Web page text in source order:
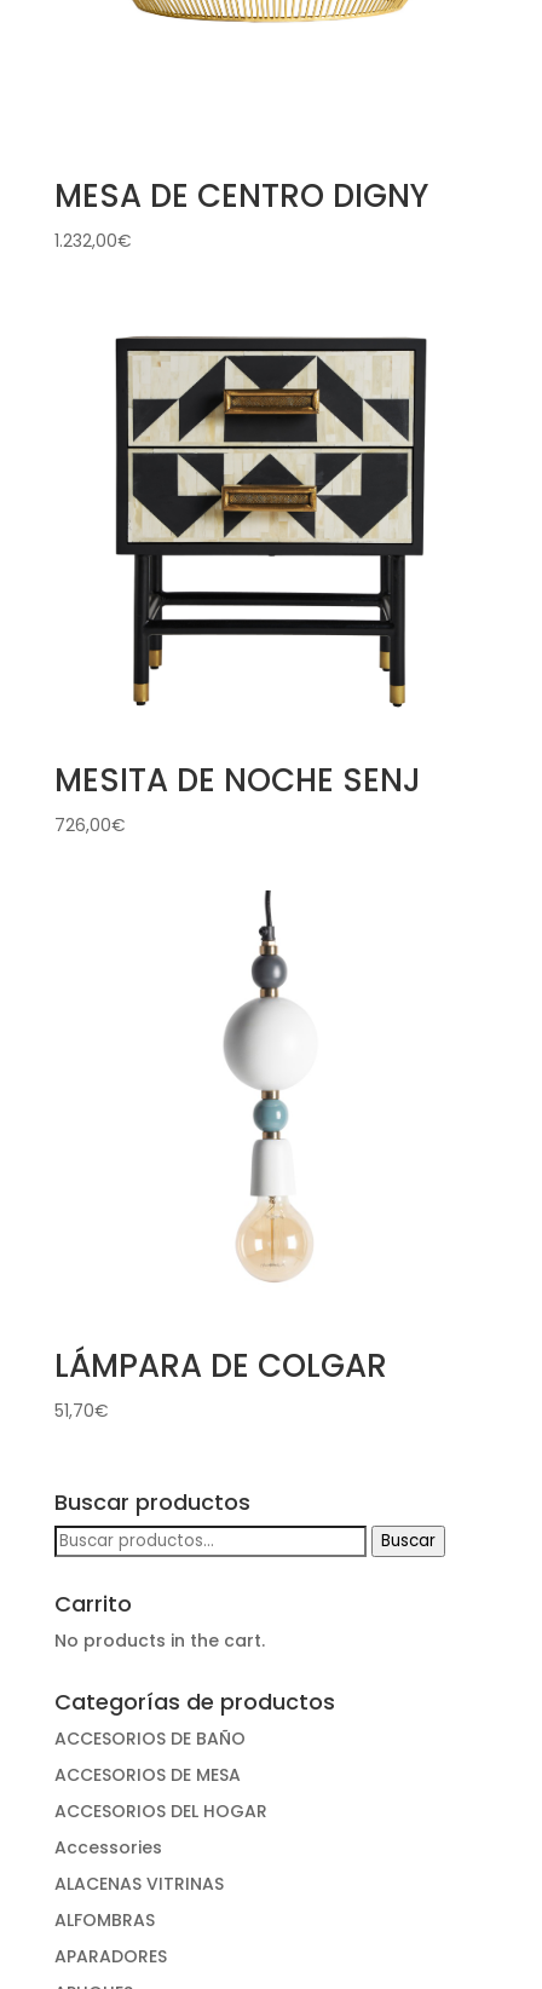
MESA DE CENTRO DIGNY
1.232,00€
MESITA DE NOCHE SENJ
726,00€
LÁMPARA DE COLGAR
51,70€
Buscar productos
Buscar
Buscar
Carrito
No products in the cart.
Categorías de productos
ACCESORIOS DE BAÑO
ACCESORIOS DE MESA
ACCESORIOS DEL HOGAR
Accessories
ALACENAS VITRINAS
ALFOMBRAS
APARADORES